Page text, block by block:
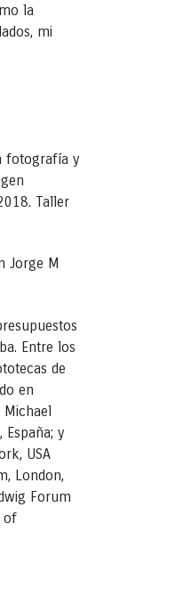
la
mi
fotografía y
Taller
Jorge M
Entre los
de
en
y
USA
London,
Forum
of